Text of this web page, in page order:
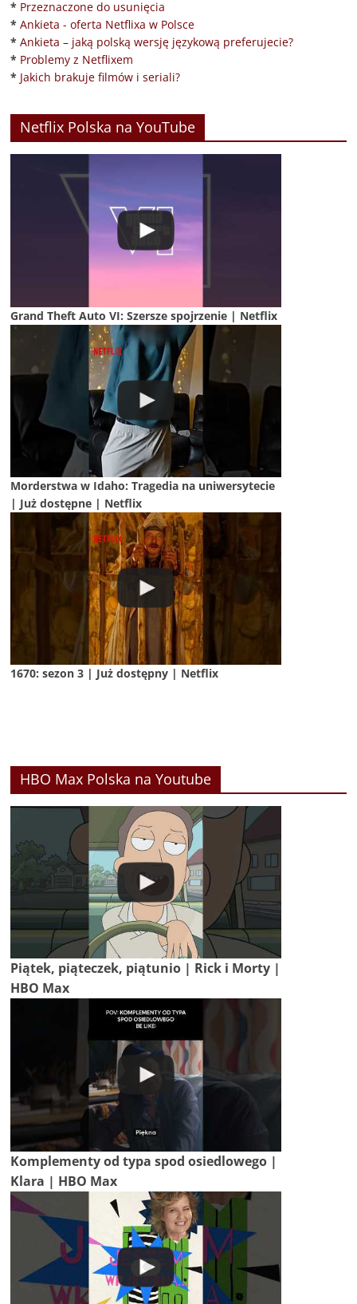
* Przeznaczone do usunięcia
* Ankieta - oferta Netflixa w Polsce
* Ankieta – jaką polską wersję językową preferujecie?
* Problemy z Netflixem
* Jakich brakuje filmów i seriali?
Netflix Polska na YouTube
Grand Theft Auto VI: Szersze spojrzenie | Netflix
Morderstwa w Idaho: Tragedia na uniwersytecie
| Już dostępne | Netflix
1670: sezon 3 | Już dostępny | Netflix
HBO Max Polska na Youtube
Piątek, piąteczek, piątunio | Rick i Morty |
HBO Max
Komplementy od typa spod osiedlowego |
Klara | HBO Max